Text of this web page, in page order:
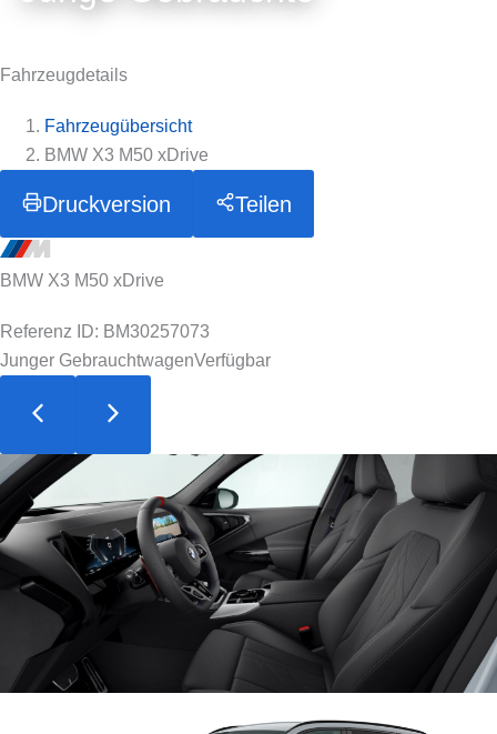
Fahrzeugdetails
Fahrzeugübersicht
BMW X3 M50 xDrive
Druckversion Teilen
BMW X3 M50 xDrive
Referenz ID: BM30257073
Junger GebrauchtwagenVerfügbar